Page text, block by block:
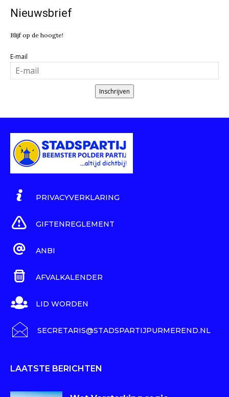
Nieuwsbrief
Blijf op de hoogte!
E-mail
Inschrijven
PRIVACYVERKLARING
GIFTENREGLEMENT
ANBI
AFVALKALENDER
LID WORDEN
SECRETARIS@STADSPARTIJPURMEREND.NL
LAATSTE BERICHTEN